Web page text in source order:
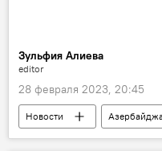
Зульфия Алиева
editor
28 февраля 2023, 20:45
Новости
строительство